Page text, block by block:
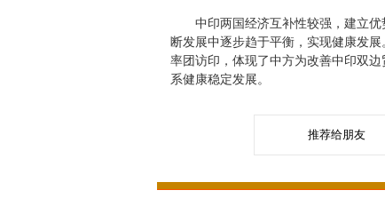
中印两国经济互补性较强，建立
断发展中逐步趋于平衡，实现健康发
率团访印，体现了中方为改善中印双
系健康稳定发展。
推荐给朋友